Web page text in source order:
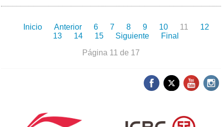
Inicio Anterior 6 7 8 9 10 11
12
13
14 15 Siguiente
Final
Página 11 de 17